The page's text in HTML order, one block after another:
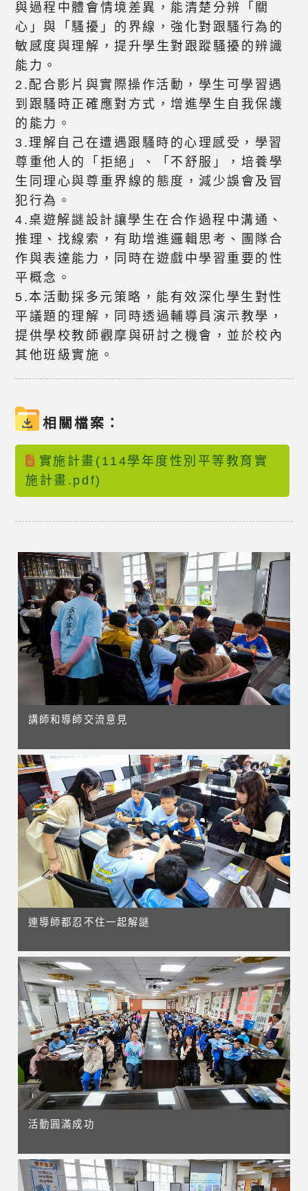
與過程中體會情境差異，能清楚分辨「關
心」與「騷擾」的界線，強化對跟騷行為的
敏感度與理解，提升學生對跟蹤騷擾的辨識
能力。
2.配合影片與實際操作活動，學生可學習遇
到跟騷時正確應對方式，增進學生自我保護
的能力。
3.理解自己在遭遇跟騷時的心理感受，學習
尊重他人的「拒絕」、「不舒服」，培養學
生同理心與尊重界線的態度，減少誤會及冒
犯行為。
4.桌遊解謎設計讓學生在合作過程中溝通、
推理、找線索，有助增進邏輯思考、團隊合
作與表達能力，同時在遊戲中學習重要的性
平概念。
5.本活動採多元策略，能有效深化學生對性
平議題的理解，同時透過輔導員演示教學，
提供學校教師觀摩與研討之機會，並於校內
其他班級實施。
相關檔案：
實施計畫(114學年度性別平等教育實
施計畫.pdf)
講師和導師交流意見
連導師都忍不住一起解謎
活動圓滿成功